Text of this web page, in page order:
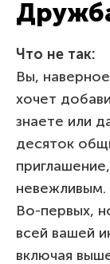
Что не так:
Вы,
хочет
знаете или
десяток
Во-первых,
всей вашей
включая